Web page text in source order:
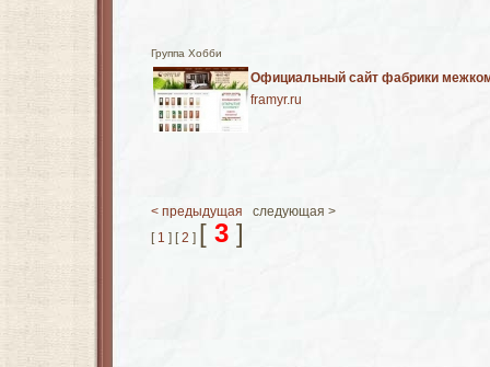
Группа Хобби
Официальный сайт фабрики
framyr.ru
< предыдущая следующая >
[1 ] [2 ] [ 3 ]